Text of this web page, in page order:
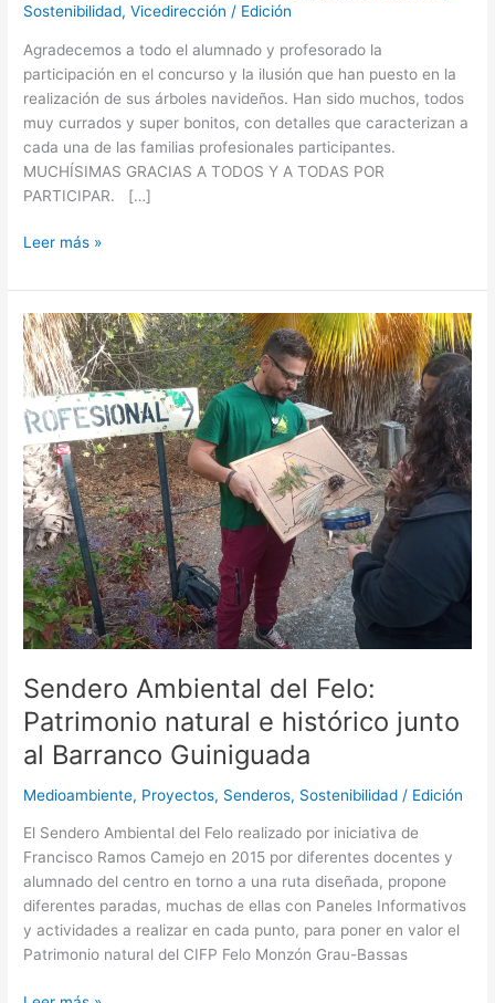
Sostenibilidad,Vicedirección / Edición
Agradecemos a todo el alumnado y profesorado la
participación en el concurso y la ilusión que han puesto en la
realización de sus árboles navideños. Han sido muchos, todos
muy currados y super bonitos, con detalles que caracterizan a
cada una de las familias profesionales participantes.
MUCHÍSIMAS GRACIAS A TODOS Y A TODAS POR
PARTICIPAR. […]
Leer más »
Sendero Ambiental del Felo:
Patrimonio natural e histórico junto
al Barranco Guiniguada
Medioambiente, Proyectos, Senderos, Sostenibilidad / Edición
El Sendero Ambiental del Felo realizado por iniciativa de
Francisco Ramos Camejo en 2015 por diferentes docentes y
alumnado del centro en torno a una ruta diseñada, propone
diferentes paradas, muchas de ellas con Paneles Informativos
y actividades a realizar en cada punto, para poner en valor el
Patrimonio natural del CIFP Felo Monzón Grau-Bassas
Sendero
Ambiental
del
Felo:
Patrimonio
natural
e
histórico
junto
al
Barranco
Guiniguada